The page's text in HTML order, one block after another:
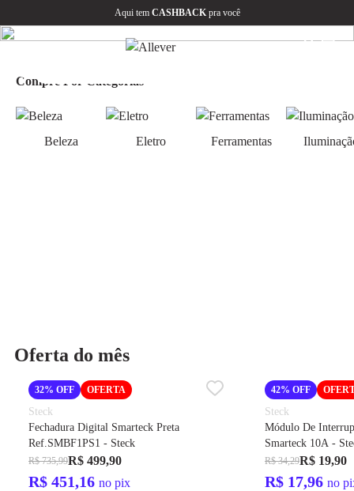
Aqui tem CASHBACKpra você
Compre Por Categorias
Beleza Eletro Ferramentas
Oferta do mês
32% OFF OFERTA
Steck
Fechadura Digital Smarteck Preta
Ref.SMBF1PS1 - Steck
R$ 735,99R$ 499,90
R$ 451,16 no pix
42% OFF
Steck
Módulo De
Smarteck 10A -
R$ 34,29R$ 19,90
R$ 17,96 no